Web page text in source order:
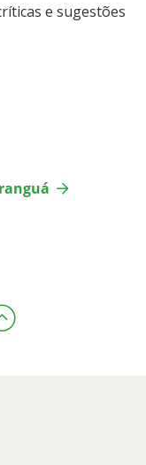
e sugestões